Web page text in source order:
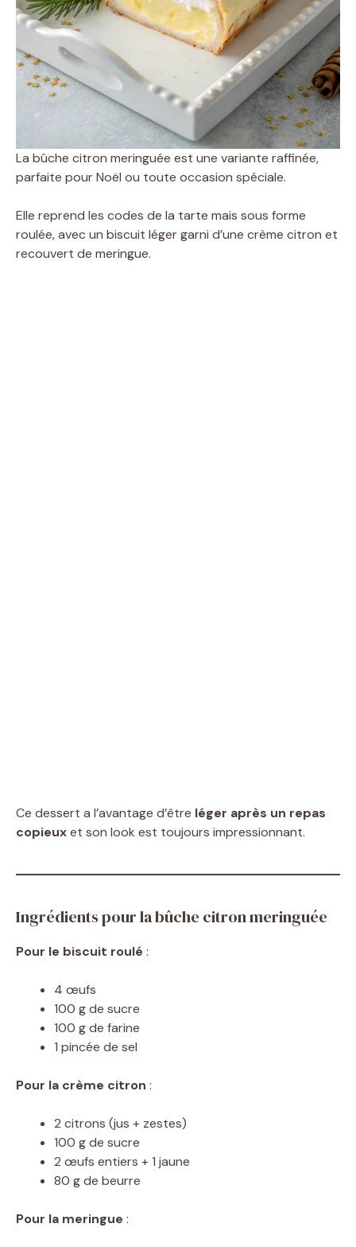
La bûche citron meringuée est une variante raffinée,
parfaite pour Noël ou toute occasion spéciale.
Elle reprend les codes de la tarte mais sous forme
roulée, avec un biscuit léger garni d’une crème citron et
recouvert de meringue.
Ce dessert a l’avantage d’être léger après un repas
copieuxet son look est toujours impressionnant.
Ingrédients pour la bûche citron meringuée
Pour le biscuit roulé :
4 œufs
100 g de sucre
100 g de farine
1 pincée de sel
Pour la crème citron :
2 citrons (jus + zestes)
100 g de sucre
2 œufs entiers + 1 jaune
80 g de beurre
Pour la meringue :